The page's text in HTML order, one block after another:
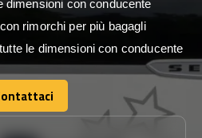
dimensioni con conducente
rimorchi per più bagagli
le dimensioni con conducente